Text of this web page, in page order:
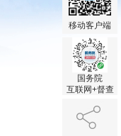
移动客户端
国务院
互联网+督查